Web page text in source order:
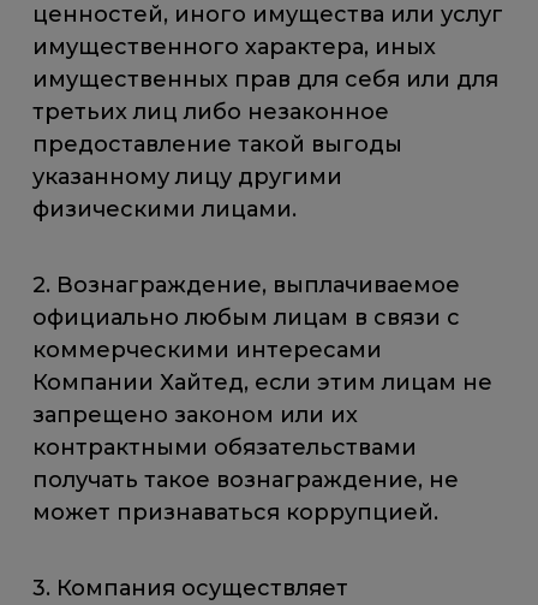
ценностей, иного имущества или услуг
имущественного характера, иных
имущественных прав для себя или для
третьих лиц либо незаконное
предоставление такой выгоды
указанному лицу другими
физическими лицами.
2. Вознаграждение, выплачиваемое
официально любым лицам в связи с
коммерческими интересами
Компании Хайтед, если этим лицам не
запрещено законом или их
контрактными обязательствами
получать такое вознаграждение, не
может признаваться коррупцией.
3. Компания осуществляет